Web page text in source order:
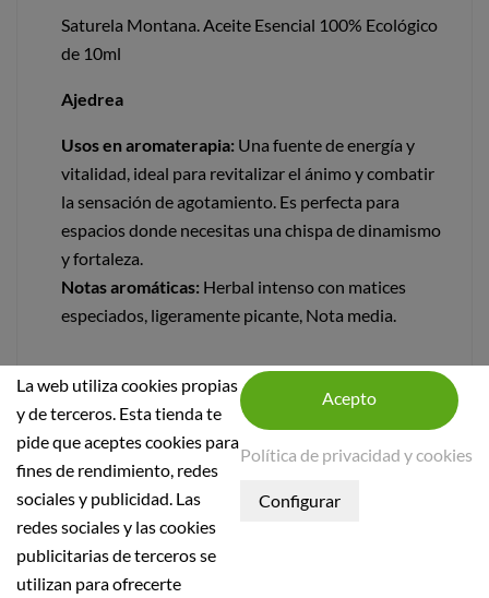
Saturela Montana. Aceite Esencial 100% Ecológico
de 10ml
Ajedrea
Usos en aromaterapia: Una fuente de energía y
vitalidad, ideal para revitalizar el ánimo y combatir
la sensación de agotamiento. Es perfecta para
espacios donde necesitas una chispa de dinamismo
y fortaleza.
Notas aromáticas: Herbal intenso con matices
especiados, ligeramente picante, Nota media.
INFORMACIÓN DE LA TIENDA
INFORMACIÓN
La web utiliza cookies propias
y de terceros. Esta tienda te
pide que aceptes cookies para
fines de rendimiento, redes
sociales y publicidad. Las
redes sociales y las cookies
publicitarias de terceros se
utilizan para ofrecerte
Política de privacidad y cookies